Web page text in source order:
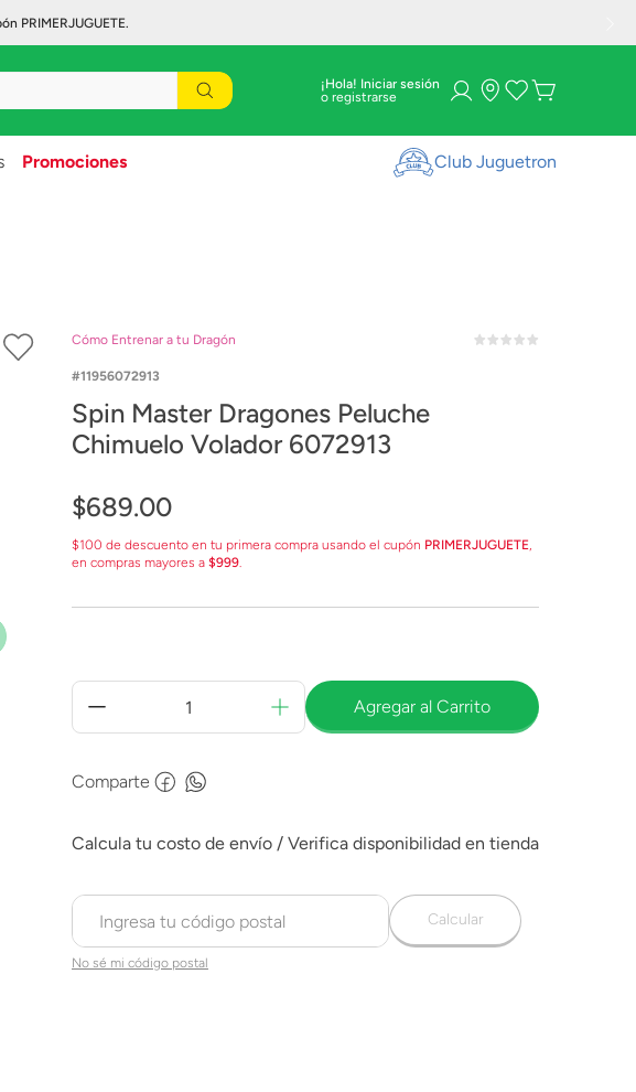
PRIMERJUGUETE.
¡Hola! Iniciar sesión
Promociones Club Juguetron
Cómo Entrenar a tu Dragón
11956072913
Spin Master Dragones Peluche
Chimuelo Volador 6072913
$689.00
$100 de descuento en tu primera compra usando el cupón PRIMERJUGUETE,
en compras mayores a $999.
Agregar al Carrito
Comparte
No sé mi código postal
Calcular